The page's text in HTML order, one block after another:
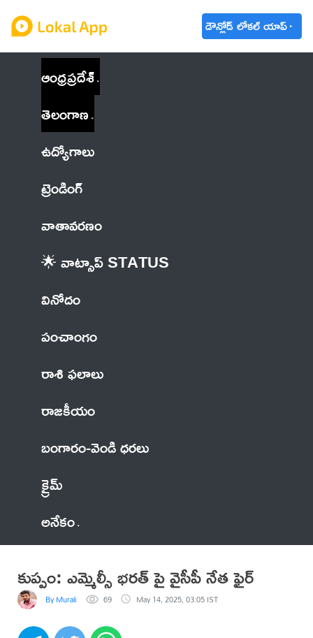
డౌన్లోడ్ లోకల్ యాప్
ఆంధ్రప్రదేశ్
తెలంగాణ
ఉద్యోగాలు
ట్రెండింగ్
వాతావరణం
🌟 వాట్సాప్ STATUS
వినోదం
పంచాంగం
రాశి ఫలాలు
రాజకీయం
బంగారం-వెండి ధరలు
క్రైమ్
అనేకం
కుప్పం: ఎమ్మెల్సీ భరత్ పై వైసీపీ నేత ఫైర్
By Murali 69 May 14, 2025, 03:05 IST